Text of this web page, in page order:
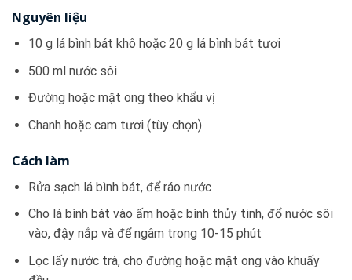
Nguyên liệu
10 g lá bình bát khô hoặc 20 g lá bình bát tươi
500 ml nước sôi
Đường hoặc mật ong theo khẩu vị
Chanh hoặc cam tươi (tùy chọn)
Cách làm
Rửa sạch lá bình bát, để ráo nước
Cho lá bình bát vào ấm hoặc bình thủy tinh, đổ nước sôi
vào, đậy nắp và để ngâm trong 10-15 phút
Lọc lấy nước trà, cho đường hoặc mật ong vào khuấy